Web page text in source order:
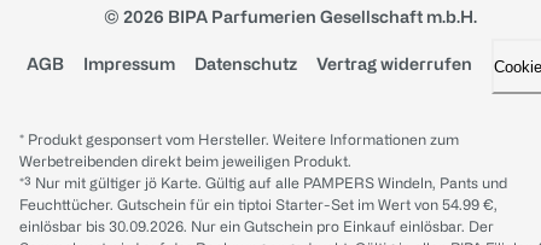
© 2026 BIPA Parfumerien Gesellschaft m.b.H.
AGB Impressum Datenschutz Vertrag widerrufen
* Produkt gesponsert vom Hersteller. Weitere Informationen zum
Werbetreibenden direkt beim jeweiligen Produkt.
*³ Nur mit gültiger jö Karte. Gültig auf alle PAMPERS Windeln, Pants und
Feuchttücher. Gutschein für ein tiptoi Starter-Set im Wert von 54.99 €,
einlösbar bis 30.09.2026. Nur ein Gutschein pro Einkauf einlösbar. Der